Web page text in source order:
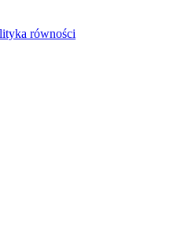
równości